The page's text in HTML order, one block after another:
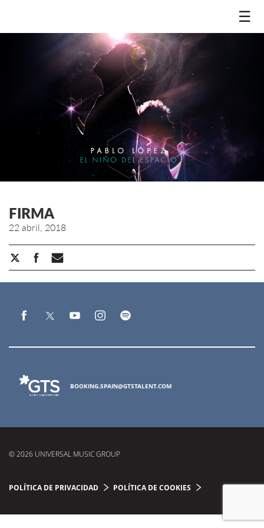
☰
FIRMA
22 abril, 2018
BOOKING.SPAIN@GTSTALENT.COM
© 2026 UNIVERSAL MUSIC GROUP
POLÍTICA DE PRIVACIDAD POLÍTICA DE COOKIES